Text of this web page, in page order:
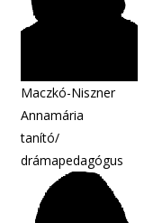
Maczkó-Niszner
Annamária
tanító/
drámapedagógus